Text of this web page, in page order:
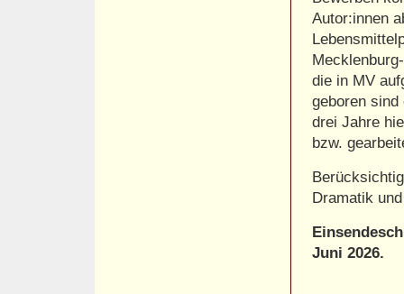
Autor:innen
die in MV
geboren sind
drei Jahre
bzw.
Dramatik
Juni 2026.